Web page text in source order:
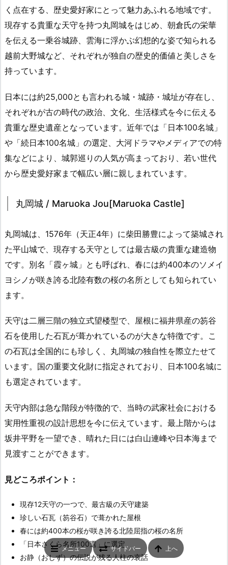
く点在する、歴史愛好家にとって魅力あふれる地域です。
現存する貴重な天守を持つ丸岡城をはじめ、朝倉氏の栄華
を伝える一乗谷城跡、雲海に浮かぶ幻想的な姿で知られる
越前大野城など、それぞれが独自の歴史的価値と美しさを
持っています。
日本には約25,000とも言われる城・城跡・城址が存在し、
それぞれが古の時代の政治、文化、生活様式を今に伝える
貴重な歴史遺産となっています。近年では「日本100名城」
や「続日本100名城」の選定、大河ドラマやメディアでの特
集などにより、城郭巡りの人気が高まっており、若い世代
から歴史愛好家まで幅広い層に親しまれています。
丸岡城 / Maruoka Jou[Maruoka Castle]
丸岡城は、1576年（天正4年）に柴田勝豊によって築城され
た平山城で、現存する天守としては最古級の貴重な建造物
です。別名「霞ヶ城」とも呼ばれ、春には約400本のソメイ
ヨシノが咲き誇る北陸有数の桜の名所としても知られてい
ます。
天守は二層三階の独立式望楼型で、屋根に福井県産の笏谷
石を使用した石瓦が葺かれているのが大きな特徴です。こ
の石瓦は全国的にも珍しく、丸岡城の独自性を際立たせて
います。国の重要文化財に指定されており、日本100名城に
も選定されています。
天守内部は急な階段が特徴的で、当時の武家社会における
実用性重視の設計思想を今に伝えています。最上階からは
坂井平野を一望でき、晴れた日には白山連峰や日本海まで
見渡すことができます。
見どころポイント：
現存12天守の一つで、最古級の天守建築
珍しい石瓦（笏谷石）で葺かれた屋根
春には約400本の桜が咲き誇る北陸屈指の桜の名所
「日本さくら名所100選」に選定
お静（おしず）の伝説が残る人柱の哀話
メニュー サイドバー 上へ